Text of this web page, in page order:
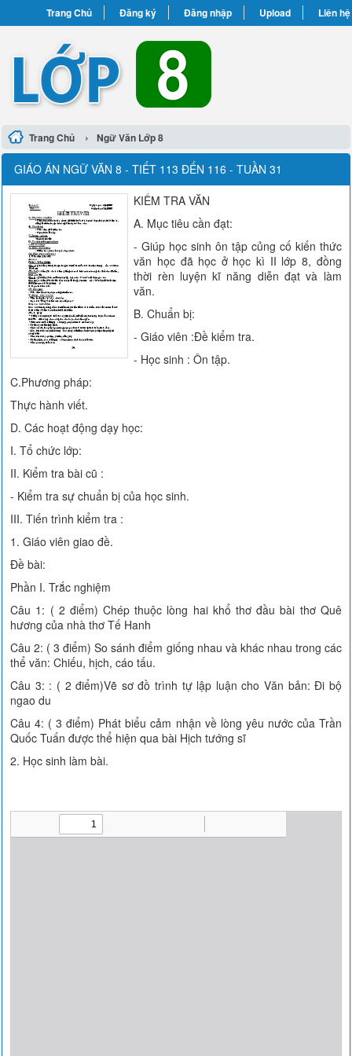
Trang Chủ Đăng ký Đăng nhập Upload Liên hệ
Trang Chủ › Ngữ Văn Lớp 8
GIÁO ÁN NGỮ VĂN 8 - TIẾT 113 ĐẾN 116 - TUẦN 31
KIỂM TRA VĂN
A. Mục tiêu cần đạt:
- Giúp học sinh ôn tập củng cố kiến thức
văn học đã học ở học kì II lớp 8, đồng
thời rèn luyện kĩ năng diễn đạt và làm
văn.
B. Chuẩn bị:
- Giáo viên :Đề kiểm tra.
- Học sinh : Ôn tập.
C.Phương pháp:
Thực hành viết.
D. Các hoạt động dạy học:
I. Tổ chức lớp:
II. Kiểm tra bài cũ :
- Kiểm tra sự chuẩn bị của học sinh.
III. Tiến trình kiểm tra :
1. Giáo viên giao đề.
Đề bài:
Phần I. Trắc nghiệm
Câu 1: ( 2 điểm) Chép thuộc lòng hai khổ thơ đầu bài thơ Quê
hương của nhà thơ Tế Hanh
Câu 2: ( 3 điểm) So sánh điểm giống nhau và khác nhau trong các
thể văn: Chiếu, hịch, cáo tấu.
Câu 3: : ( 2 điểm)Vẽ sơ đồ trình tự lập luận cho Văn bản: Đi bộ
ngao du
Câu 4: ( 3 điểm) Phát biểu cảm nhận về lòng yêu nước của Trần
Quốc Tuấn được thể hiện qua bài Hịch tướng sĩ
2. Học sinh làm bài.